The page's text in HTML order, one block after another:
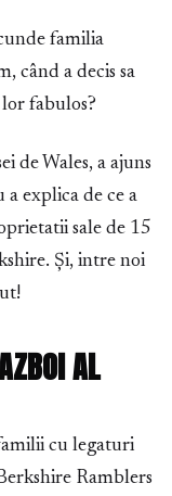
familia
când a decis sa
fabulos?
de Wales, a ajuns
explica de ce a
sale de 15
Și, intre noi
AL
cu legaturi
Ramblers